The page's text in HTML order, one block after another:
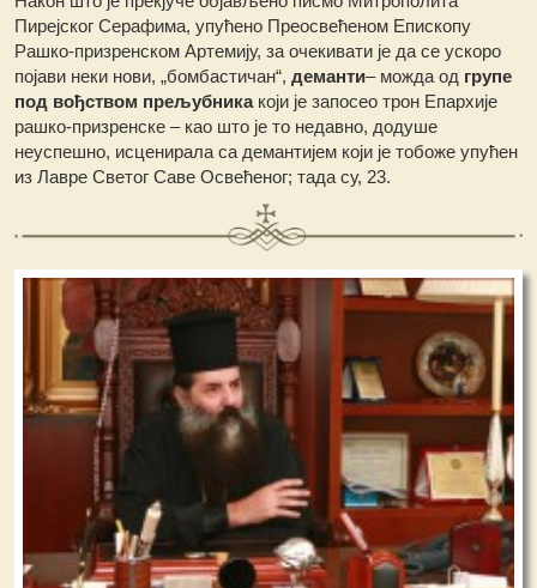
Пирејског Серафима, упућено Преосвећеном Епископу
Рашко-призренском Артемију, за очекивати је да се ускоро
појави неки нови, „бомбастичан“,деманти– можда од групе
под вођством прељубникакоји је запосео трон Епархије
рашко-призренске – као што је то недавно, додуше
неуспешно, исценирала са демантијем који је тобоже упућен
из Лавре Светог Саве Освећеног; тада су, 23.